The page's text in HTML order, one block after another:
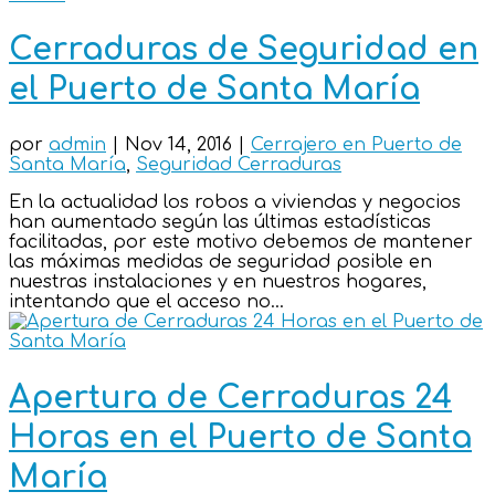
Cerraduras de Seguridad en
el Puerto de Santa María
por admin Nov 14, 2016
Cerrajero en Puerto de
Santa María, Seguridad Cerraduras
En la actualidad los robos a viviendas y negocios
han aumentado según las últimas estadísticas
facilitadas, por este motivo debemos de mantener
las máximas medidas de seguridad posible en
nuestras instalaciones y en nuestros hogares,
intentando que el acceso no...
Apertura de Cerraduras 24
Horas en el Puerto de Santa
María